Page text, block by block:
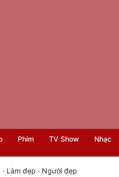
Phim TV Show Nhạc
· Làm đẹp · Người đẹp